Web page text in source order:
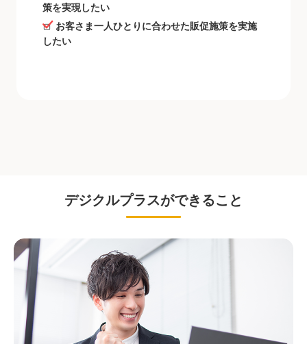
策を実現したい
お客さま一人ひとりに合わせた販促施策を実施
したい
デジクルプラスができること